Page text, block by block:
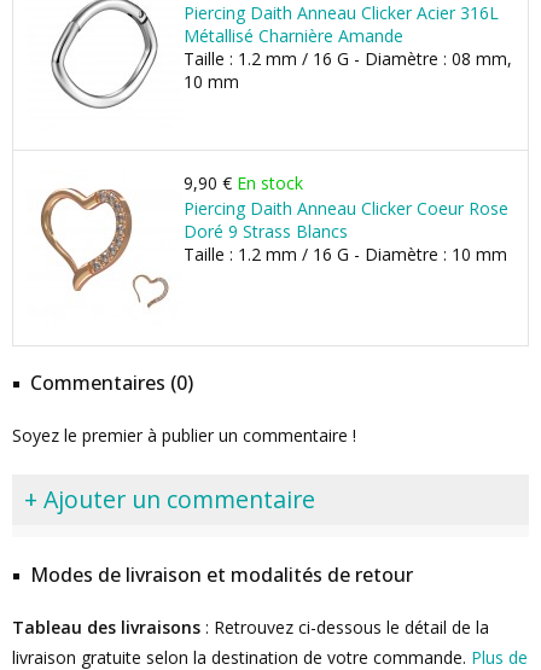
Piercing Daith Anneau Clicker Acier 316L
Métallisé Charnière Amande
Taille : 1.2 mm / 16 G - Diamètre : 08 mm,
10 mm
9,90 € En stock
Piercing Daith Anneau Clicker Coeur Rose
Doré 9 Strass Blancs
Taille : 1.2 mm / 16 G - Diamètre : 10 mm
Commentaires (0)
Soyez le premier à publier un commentaire !
+ Ajouter un commentaire
Modes de livraison et modalités de retour
Tableau des livraisons : Retrouvez ci-dessous le détail de la
livraison gratuite selon la destination de votre commande. Plus de